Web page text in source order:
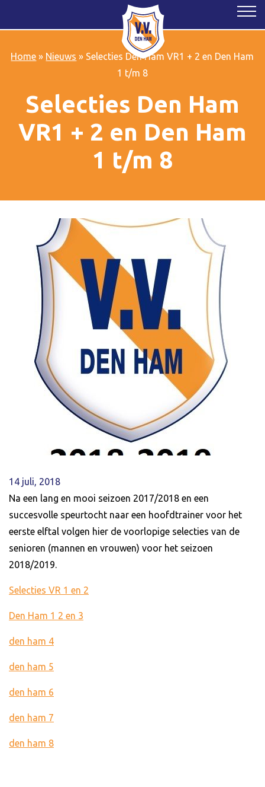
Home » Nieuws » Selecties Den Ham VR1 + 2 en Den Ham
1 t/m 8
Selecties Den Ham
VR1 + 2 en Den Ham
1 t/m 8
14 juli, 2018
Na een lang en mooi seizoen 2017/2018 en een
succesvolle speurtocht naar een hoofdtrainer voor het
eerste elftal volgen hier de voorlopige selecties van de
senioren (mannen en vrouwen) voor het seizoen
2018/2019.
Selecties VR 1 en 2
Den Ham 1 2 en 3
den ham 4
den ham 5
den ham 6
den ham 7
den ham 8